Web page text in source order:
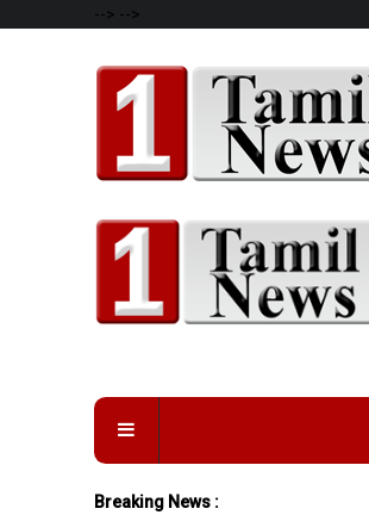
--> -->
Breaking News :